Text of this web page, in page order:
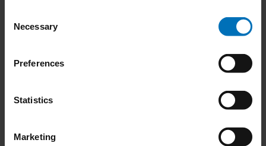
Selection
Necessary
Preferences
Statistics
Marketing